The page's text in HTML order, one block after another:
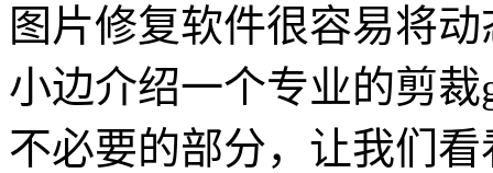
图片修复软件很容易将
小边介绍一个专业的剪
不必要的部分，让我们